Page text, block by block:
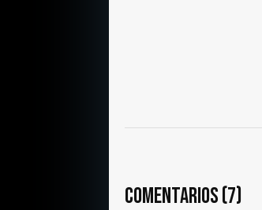
COMENTARIOS (7)